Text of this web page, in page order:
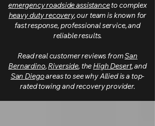
emergency roadside assistanceto complex
heavy duty recovery, our team is known for
fast response, professional service, and
reliable results.
Read real customer reviews fromSan
Bernardino, Riverside, the High Desert, and
San Diegoareas to see why Allied is a top-
rated towing and recovery provider.